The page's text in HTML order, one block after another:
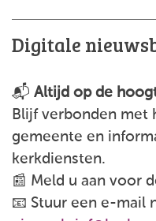
Digitale
📬 Altijd op de
Blijf verbonden met
gemeente en
kerkdiensten.
📰 Meld u aan voor
📧 Stuur een e-mail